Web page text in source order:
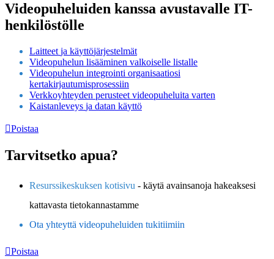
Videopuheluiden kanssa avustavalle IT-
henkilöstölle
Laitteet ja käyttöjärjestelmät
Videopuhelun lisääminen valkoiselle listalle
Videopuhelun integrointi organisaatiosi
kertakirjautumisprosessiin
Verkkoyhteyden perusteet videopuheluita varten
Kaistanleveys ja datan käyttö
Poistaa
Tarvitsetko apua?
Resurssikeskuksen kotisivu - käytä avainsanoja hakeaksesi
kattavasta tietokannastamme
Ota yhteyttä videopuheluiden tukitiimiin
Poistaa